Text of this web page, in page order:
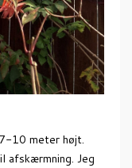
10 meter højt.
afskærmning. Jeg